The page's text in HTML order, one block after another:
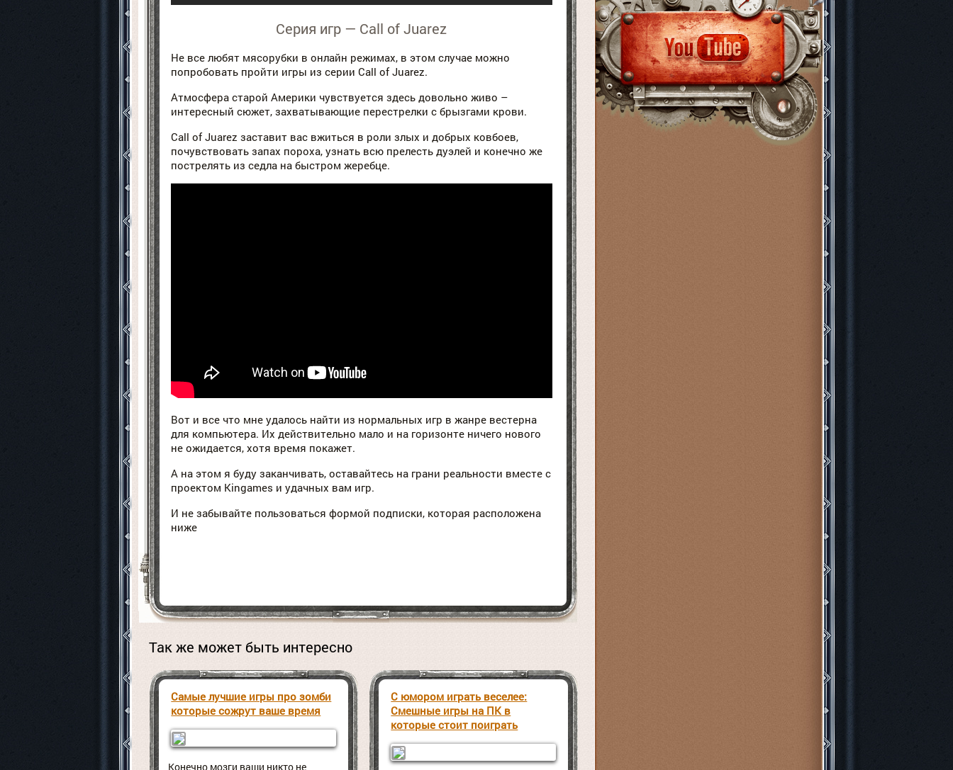
Серия игр — Call of Juarez
Не все любят мясорубки в онлайн режимах, в этом случае можно
попробовать пройти игры из серии Call of Juarez.
Атмосфера старой Америки чувствуется здесь довольно живо –
интересный сюжет, захватывающие перестрелки с брызгами крови.
Call of Juarez заставит вас вжиться в роли злых и добрых ковбоев,
почувствовать запах пороха, узнать всю прелесть дуэлей и конечно же
пострелять из седла на быстром жеребце.
Вот и все что мне удалось найти из нормальных игр в жанре вестерна
для компьютера. Их действительно мало и на горизонте ничего нового
не ожидается, хотя время покажет.
А на этом я буду заканчивать, оставайтесь на грани реальности вместе с
проектом Kingames и удачных вам игр.
И не забывайте пользоваться формой подписки, которая расположена
ниже
Так же может быть интересно
Самые лучшие игры про зомби
которые сожрут ваше время
Конечно мозги ваши никто не
С юмором играть веселее:
Смешные игры на ПК в
которые стоит поиграть